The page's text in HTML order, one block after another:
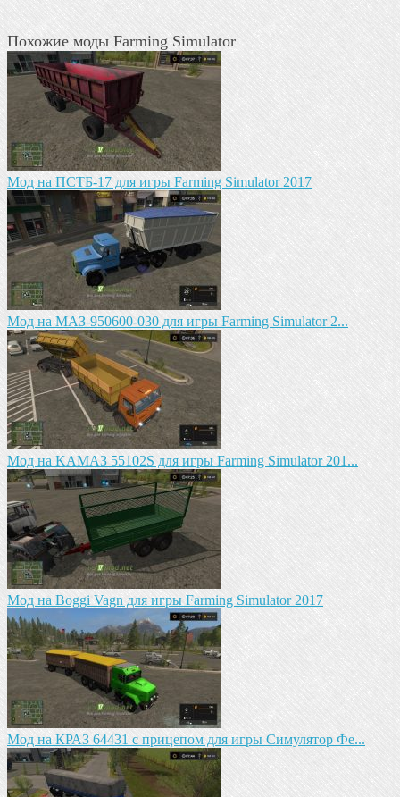
Похожие моды Farming Simulator
Мод на ПСТБ-17 для игры Farming Simulator 2017
Mод на МАЗ-950600-030 для игры Farming Simulator 2...
Mод на KAМАЗ 55102S для игры Farming Simulator 201...
Мод на Boggi Vagn для игры Farming Simulator 2017
Мод на КРАЗ 64431 с прицепом для игры Симулятор Фе...